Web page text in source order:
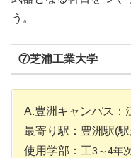
う。
⑦芝浦工業大学
A.豊洲キャンパス：
最寄り駅：豊洲駅(
使用学部：工3～4年